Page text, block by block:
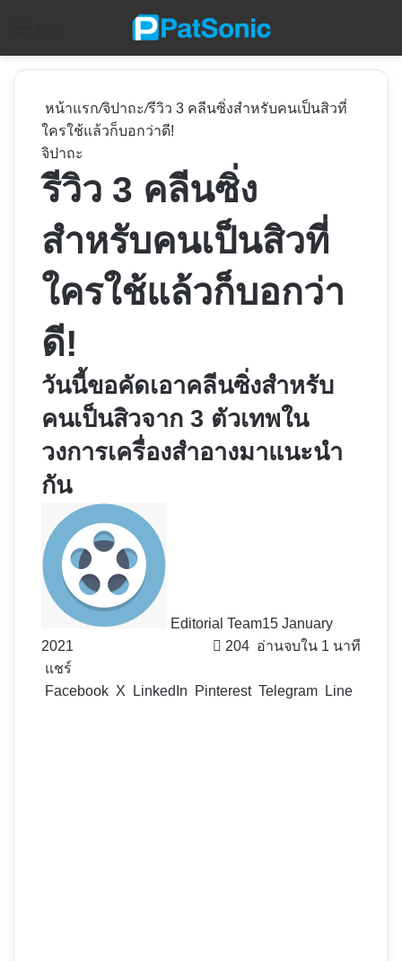
หน้าแรก/จิปาถะ/รีวิว 3 คลีนซิ่งสำหรับคนเป็นสิวที่
ใครใช้แล้วก็บอกว่าดี!
จิปาถะ
รีวิว 3 คลีนซิ่ง
สำหรับคนเป็นสิวที่
ใครใช้แล้วก็บอกว่า
ดี!
วันนี้ขอคัดเอาคลีนซิ่งสำหรับ
คนเป็นสิวจาก 3 ตัวเทพใน
วงการเครื่องสำอางมาแนะนำ
กัน
Editorial Team15 January
2021
204 อ่านจบใน 1 นาที
แชร์
Facebook X LinkedIn Pinterest Telegram Line